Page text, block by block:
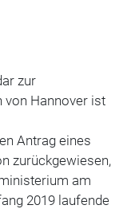
zur
von Hannover ist
Antrag eines
zurückgewiesen,
am
2019 laufende